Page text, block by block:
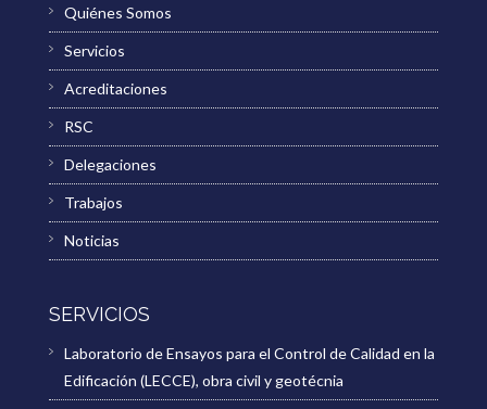
Quiénes Somos
Servicios
Acreditaciones
RSC
Delegaciones
Trabajos
Noticias
SERVICIOS
Laboratorio de Ensayos para el Control de Calidad en la
Edificación (LECCE), obra civil y geotécnia